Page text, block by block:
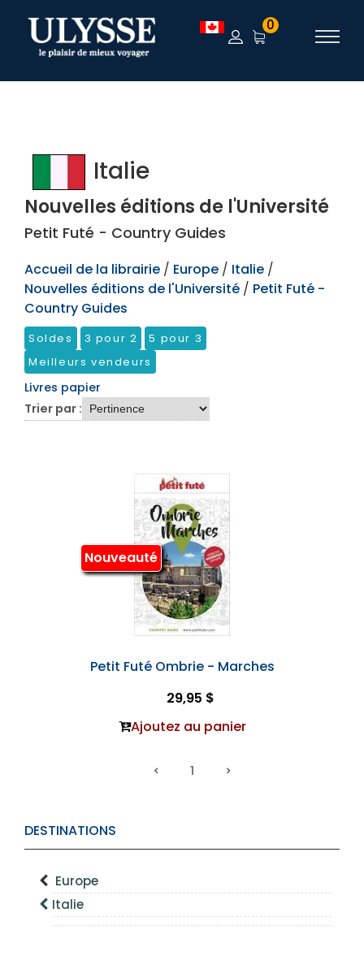
TEST 0
DESTINATIONS
Europe
Italie
Italie
Nouvelles éditions de l'Université
Petit Futé - Country Guides
Accueil de la librairie / Europe / Italie /
Nouvelles éditions de l'Université / Petit Futé -
Country Guides
Soldes 3 pour 2
5 pour 3
Meilleurs vendeurs
Livres papier
Trier par :
Nouveauté
Petit Futé Ombrie - Marches
29,95 $
Ajoutez au panier
1